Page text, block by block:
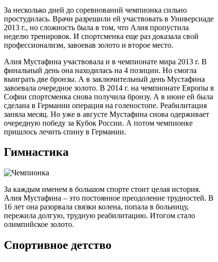
За несколько дней до соревнований чемпионка сильно
простудилась. Врачи разрешили ей участвовать в Универсиаде
2013 г., но сложность была в том, что Алия пропустила
неделю тренировок. И спортсменка еще раз доказала свой
профессионализм, завоевав золото и второе место.
Алия Мустафина участвовала и в чемпионате мира 2013 г. В
финальный день она находилась на 4 позиции. Но смогла
выиграть две бронзы. А в заключительный день Мустафина
завоевала очередное золото. В 2014 г. на чемпионате Европы в
Софии спортсменка снова получила бронзу. А в июне ей была
сделана в Германии операция на голеностопе. Реабилитация
заняла месяц. Но уже в августе Мустафина снова одерживает
очередную победу за Кубок России. А потом чемпионке
пришлось лечить спину в Германии.
Гимнастика
За каждым именем в большом спорте стоит целая история.
Алия Мустафина – это постоянное преодоление трудностей. В
16 лет она разорвала связки колена, попала в больницу,
пережила долгую, трудную реабилитацию. Итогом стало
олимпийское золото.
Спортивное детство